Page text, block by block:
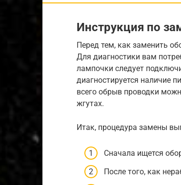
Инструкция по
Перед тем, как заменить
Для диагностики вам
лампочки следует
диагностируется наличие
всего обрыв проводки
жгутах.
Итак, процедура замены
Сначала ищется
После того, как